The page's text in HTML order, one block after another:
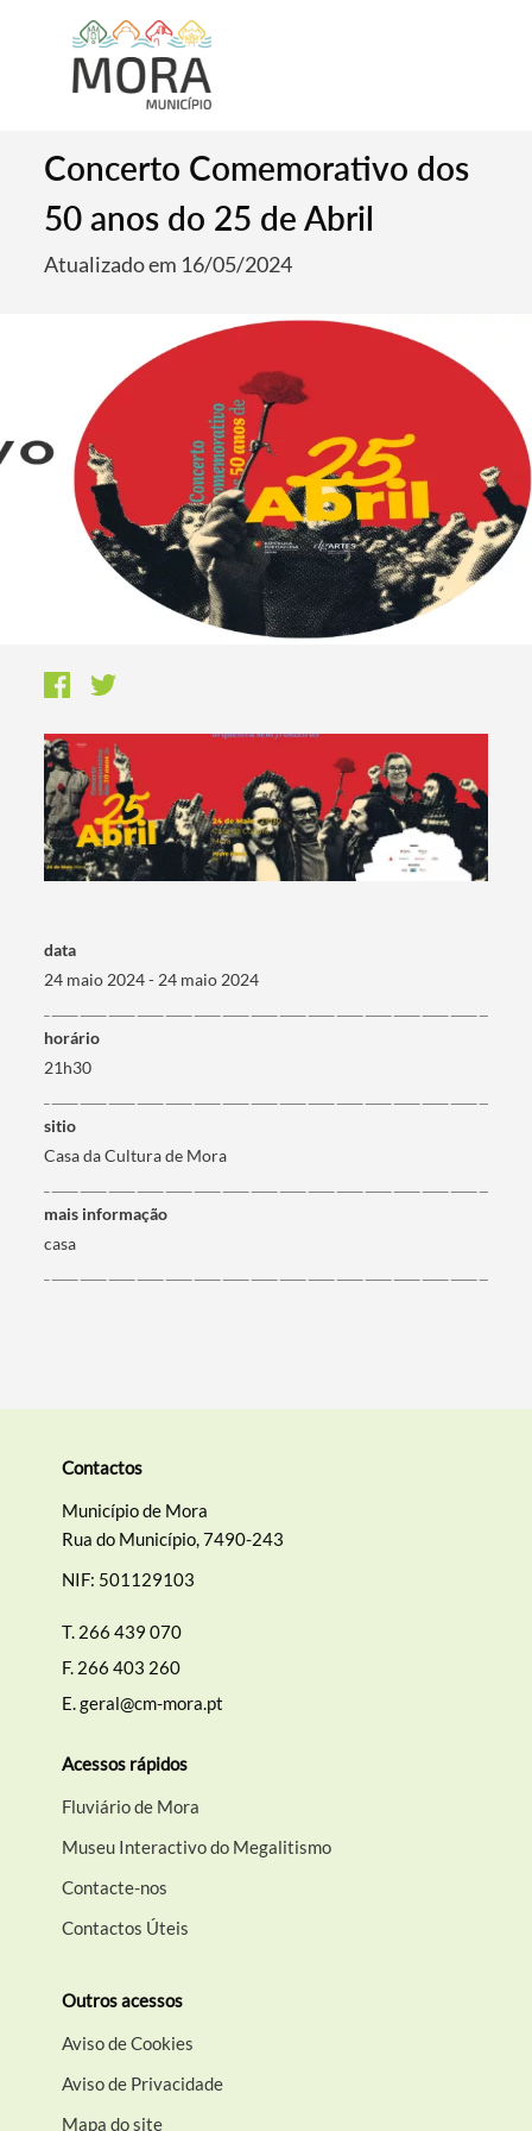
Categorias gerais
Concerto Comemorativo dos
50 anos do 25 de Abril
Atualizado em 16/05/2024
data
24 maio 2024 - 24 maio 2024
horário
21h30
sitio
Casa da Cultura de Mora
mais informação
casa
Contactos
Município de Mora
Rua do Município, 7490-243
NIF: 501129103
T. 266 439 070
F. 266 403 260
E.geral@cm-mora.pt
Acessos rápidos
Fluviário de Mora
Museu Interactivo do Megalitismo
Contacte-nos
Contactos Úteis
Outros acessos
Aviso de Cookies
Aviso de Privacidade
Mapa do site